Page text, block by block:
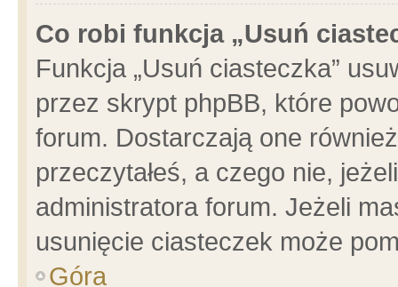
Co robi funkcja „Usuń
Funkcja „Usuń ciasteczka”
przez skrypt phpBB, które
forum. Dostarczają one
przeczytałeś, a czego nie,
administratora forum. Jeżeli
usunięcie ciasteczek może
Góra